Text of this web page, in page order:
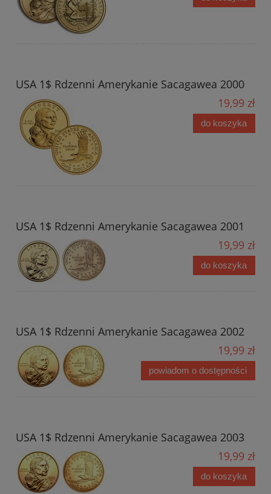
USA 1$ Rdzenni Amerykanie Sacagawea 2000
19,99 zł
do koszyka
USA 1$ Rdzenni Amerykanie Sacagawea 2001
19,99 zł
do koszyka
USA 1$ Rdzenni Amerykanie Sacagawea 2002
19,99 zł
powiadom o dostępności
USA 1$ Rdzenni Amerykanie Sacagawea 2003
19,99 zł
do koszyka